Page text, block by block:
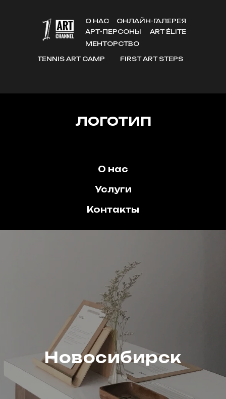
ОНЛАЙН-ГАЛЕРЕЯ
МЕНТОРСТВО
FIRST ART STEPS
TENNIS ART CAMP
ART ÉLITE
О НАС
АРТ-ПЕРСОНЫ
ЛОГОТИП
О нас
Услуги
Контакты
Новосибирск